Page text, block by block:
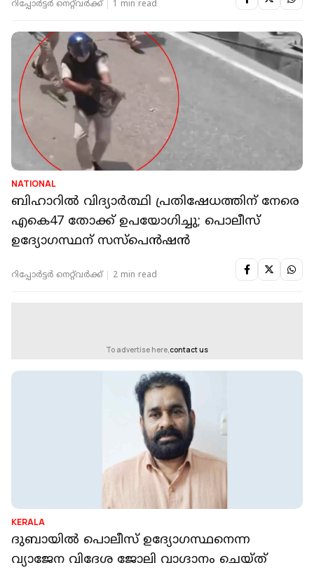
റിപ്പോർട്ടർ നെറ്റ്‌വര്‍ക്ക്‌ 1 min read
NATIONAL
ബിഹാറില്‍ വിദ്യാര്‍ത്ഥി പ്രതിഷേധത്തിന് നേരെ
എകെ47 തോക്ക് ഉപയോഗിച്ചു; പൊലീസ്
ഉദ്യോഗസ്ഥന് സസ്‌പെന്‍ഷന്‍
റിപ്പോർട്ടർ നെറ്റ്‌വര്‍ക്ക്‌ 2 min read
To advertise here, contact us
KERALA
ദുബായിൽ പൊലീസ് ഉദ്യോഗസ്ഥനെന്ന
വ്യാജേന വിദേശ ജോലി വാഗ്ദാനം ചെയ്ത്